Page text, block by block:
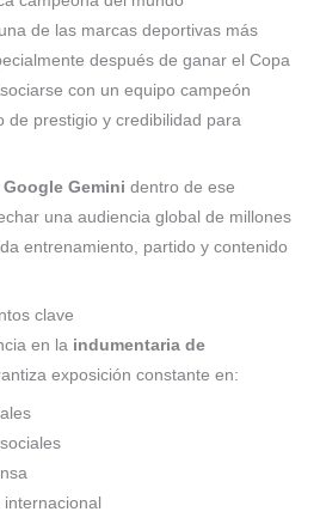
de las marcas deportivas más
después de ganar el Copa
con un equipo campeón
de prestigio y credibilidad para
Google Gemini dentro de ese
una audiencia global de millones
entrenamiento, partido y contenido
clave
en la indumentaria de
exposición constante en: